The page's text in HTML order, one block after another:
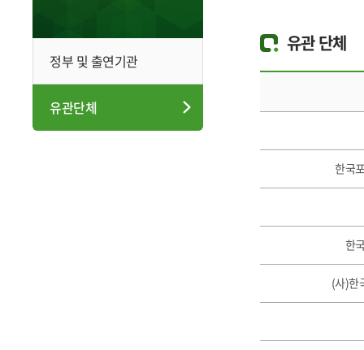
정부 및 출연기관
유관단체
유관 단체
한국
한
(사)한